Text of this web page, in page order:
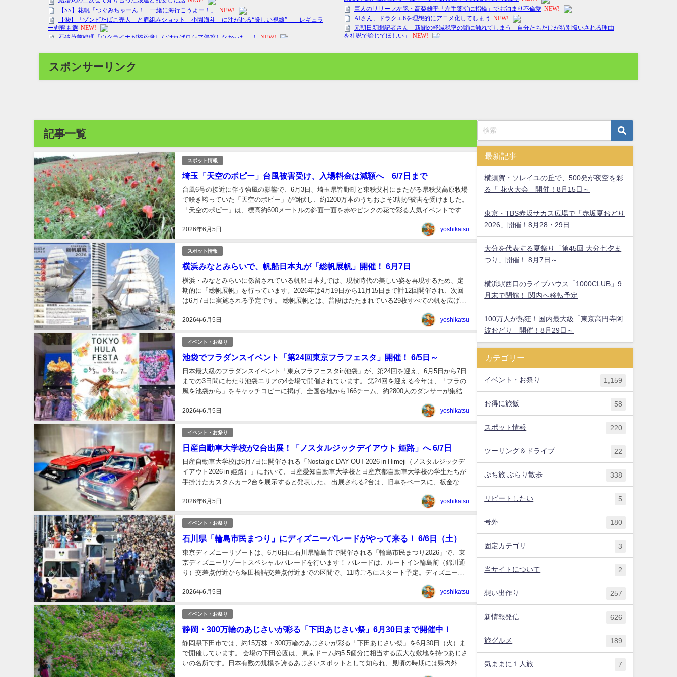
スポンサーリンク
記事一覧
スポット情報
埼玉「天空のポピー」台風被害受け、入場料金は減額へ 6/7日まで
2026年6月5日
台風6号の接近に伴う強風の影響で、6月3日、埼玉県皆野町と東秩父村にまたがる県秩父高原牧場
で咲き誇っていた「天空のポピー」が倒伏し、約1200万本のうちおよそ3割が被害を受けました。
「天空のポピー」は、標高約600メートルの斜面一面を赤やピンクの花で彩る人気イベントです。
yoshikatsu
スポット情報
横浜みなとみらいで、帆船日本丸が「総帆展帆」開催！ 6月7日
2026年6月5日
横浜・みなとみらいに係留されている帆船日本丸では、現役時代の美しい姿を再現するため、定
期的に「総帆展帆」を行っています。2026年は4月19日から11月15日まで計12回開催され、次回
は6月7日に実施される予定です。 総帆展帆とは、普段はたたまれている29枚すべての帆を広げる
yoshikatsu
イベント・お祭り
池袋でフラダンスイベント「第24回東京フラフェスタ」開催！ 6/5日～
2026年6月5日
日本最大級のフラダンスイベント「東京フラフェスタin池袋」が、第24回を迎え、6月5日から7日
までの3日間にわたり池袋エリアの4会場で開催されています。 第24回を迎える今年は、「フラの
風を池袋から」をキャッチコピーに掲げ、全国各地から166チーム、約2800人のダンサーが集結し
yoshikatsu
イベント・お祭り
日産自動車大学校が2台出展！「ノスタルジックデイアウト 姫路」へ 6/7日
2026年6月5日
日産自動車大学校は6月7日に開催される「Nostalgic DAY OUT 2026 in Himeji（ノスタルジックデ
イアウト2026 in 姫路）」において、日産愛知自動車大学校と日産京都自動車大学校の学生たちが
手掛けたカスタムカー2台を展示すると発表した。 出展される2台は、旧車をベースに、板金など
yoshikatsu
イベント・お祭り
石川県「輪島市民まつり」にディズニーパレードがやって来る！ 6/6日（土）
2026年6月5日
東京ディズニーリゾートは、6月6日に石川県輪島市で開催される「輪島市民まつり2026」で、東
京ディズニーリゾートスペシャルパレードを行います！ パレードは、ルートイン輪島前（錦川通
り）交差点付近から塚田橋詰交差点付近までの区間で、11時ごろにスタート予定。ディズニーの
yoshikatsu
イベント・お祭り
静岡・300万輪のあじさいが彩る「下田あじさい祭」6月30日まで開催中！
静岡県下田市では、約15万株・300万輪のあじさいが彩る「下田あじさい祭」を6月30日（火）ま
で開催しています。 会場の下田公園は、東京ドーム約5.5個分に相当する広大な敷地を持つあじさ
いの名所です。日本有数の規模を誇るあじさいスポットとして知られ、見頃の時期には県内外か
最新記事
横須賀・ソレイユの丘で、500発が夜空を彩
る「 花火大会」開催！8月15日～
東京・TBS赤坂サカス広場で「赤坂夏おどり
2026」開催！8月28・29日
大分を代表する夏祭り「第45回 大分七夕ま
つり」開催！ 8月7日～
横浜駅西口のライブハウス「1000CLUB」9
月末で閉館！ 関内へ移転予定
100万人が熱狂！国内最大級「東京高円寺阿
波おどり」開催！8月29日～
カテゴリー
イベント・お祭り 1,159
お得に旅飯 58
スポット情報 220
ツーリング＆ドライブ 22
ぷち旅 ぶらり散歩 338
リピートしたい 5
号外 180
固定カテゴリ 3
当サイトについて 2
想い出作り 257
新情報発信 626
旅グルメ 189
気ままに１人旅 7